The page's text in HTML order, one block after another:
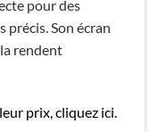
pour des
Son écran
rendent
prix, cliquez ici.